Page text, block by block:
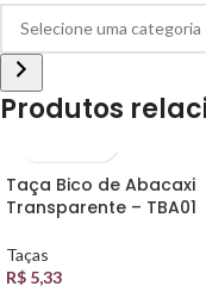
Produtos
Taça Bico de Abacaxi
Transparente – TBA01
Taças
R$ 5,33